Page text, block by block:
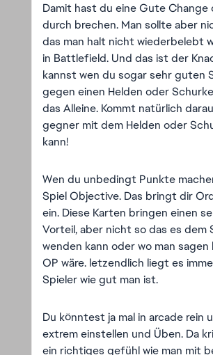
Damit hast du eine Gute Change
durch brechen. Man sollte aber
das man halt nicht wiederbelebt
in Battlefield. Und das ist der
kannst wen du sogar sehr guten
gegen einen Helden oder
das Alleine. Kommt natürlich
gegner mit dem Helden oder
kann!
Wen du unbedingt Punkte
Spiel Objective. Das bringt dir
ein. Diese Karten bringen einen
Vorteil, aber nicht so das es dem
wenden kann oder wo man sagen
OP wäre. letzendlich liegt es
Spieler wie gut man ist.
Du könntest ja mal in arcade rein
extrem einstellen und Üben. Da
ein richtiges gefühl wie man mit